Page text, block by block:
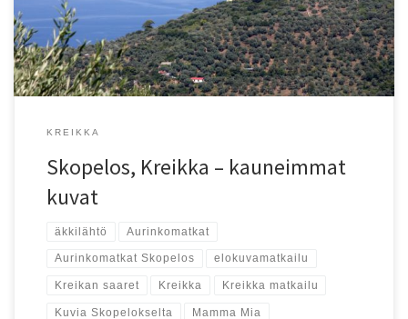
KREIKKA
Skopelos, Kreikka – kauneimmat
kuvat
äkkilähtö Aurinkomatkat
Aurinkomatkat Skopelos elokuvamatkailu
Kreikan saaret Kreikka Kreikka matkailu
Kuvia Skopelokselta Mamma Mia